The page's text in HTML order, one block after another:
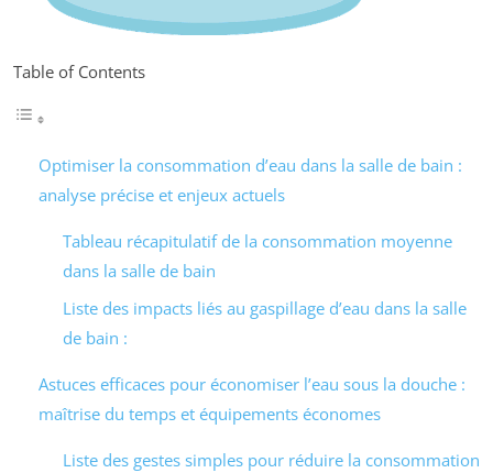
Table of Contents
Optimiser la consommation d’eau dans la salle de bain :
analyse précise et enjeux actuels
Tableau récapitulatif de la consommation moyenne
dans la salle de bain
Liste des impacts liés au gaspillage d’eau dans la salle
de bain :
Astuces efficaces pour économiser l’eau sous la douche :
maîtrise du temps et équipements économes
Liste des gestes simples pour réduire la consommation